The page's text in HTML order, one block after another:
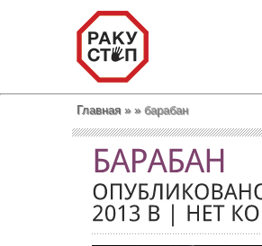
Главная » »барабан